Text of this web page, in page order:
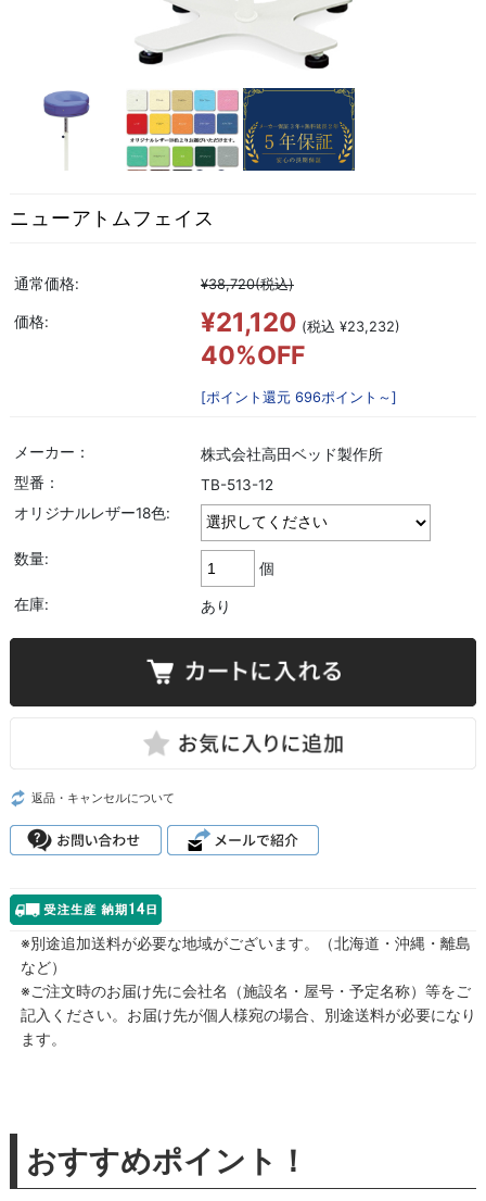
ニューアトムフェイス
通常価格: ¥38,720(税込)
価格: ¥21,120 (税込 ¥23,232)
40%OFF
[ポイント還元 696ポイント～]
メーカー：
株式会社高田ベッド製作所
型番：
TB-513-12
オリジナルレザー18色:
数量:
個
在庫: あり
返品・キャンセルについて
※別途追加送料が必要な地域がございます。（北海道・沖縄・離島
など）
※ご注文時のお届け先に会社名（施設名・屋号・予定名称）等をご
記入ください。お届け先が個人様宛の場合、別途送料が必要になり
ます。
おすすめポイント！